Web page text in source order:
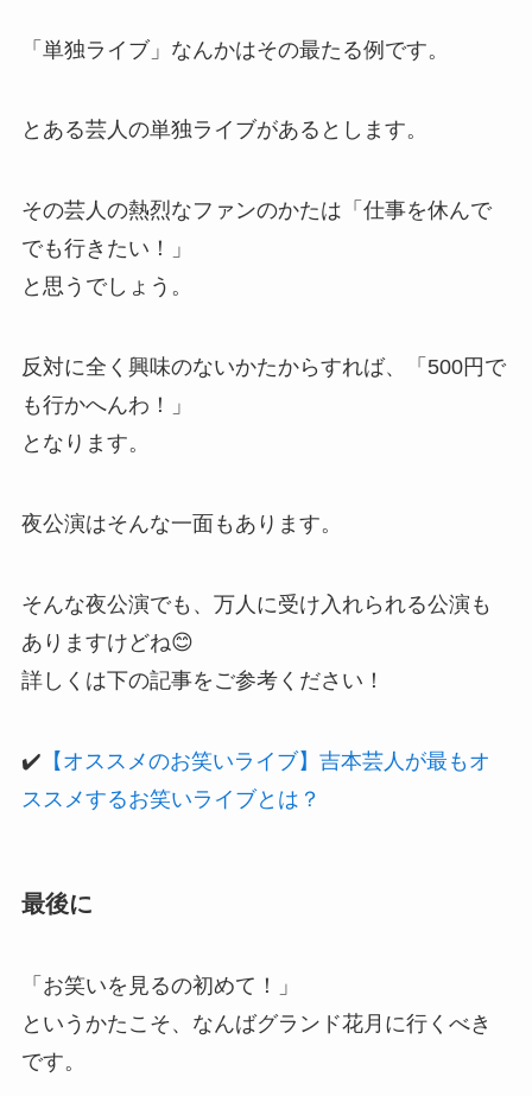
「単独ライブ」なんかはその最たる例です。
とある芸人の単独ライブがあるとします。
その芸人の熱烈なファンのかたは「仕事を休んで
でも行きたい！」
と思うでしょう。
反対に全く興味のないかたからすれば、「500円で
も行かへんわ！」
となります。
夜公演はそんな一面もあります。
そんな夜公演でも、万人に受け入れられる公演も
ありますけどね😊
詳しくは下の記事をご参考ください！
✔️ 【オススメのお笑いライブ】吉本芸人が最もオ
ススメするお笑いライブとは？
最後に
「お笑いを見るの初めて！」
というかたこそ、なんばグランド花月に行くべき
です。